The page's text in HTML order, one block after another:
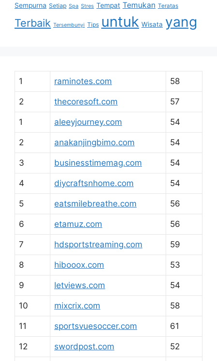
Sempurna Setiap Spa Stres Tempat Temukan Teratas
Terbaik Tersembunyi Tips untuk Wisata yang
1 raminotes.com 58
2 thecoresoft.com 57
1 aleeyjourney.com 54
2 anakanjingbimo.com 54
3 businesstimemag.com 54
4 diycraftsnhome.com 54
5 eatsmilebreathe.com 56
6 etamuz.com 56
7 hdsportstreaming.com 59
8 hibooox.com 53
9 letviews.com 54
10 mixcrix.com 58
11 sportsvuesoccer.com 61
12 swordpost.com 52